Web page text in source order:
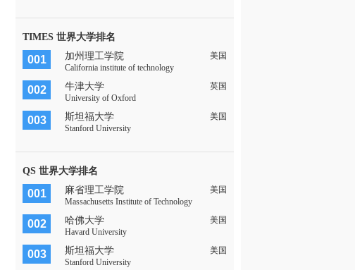
TIMES 世界大学排名
001 加州理工学院
美国
California institute of technology
002 牛津大学
英国
University of Oxford
003 斯坦福大学
美国
Stanford University
QS 世界大学排名
001 麻省理工学院
美国
Massachusetts Institute of Technology
002 哈佛大学
美国
Havard University
003 斯坦福大学
美国
Stanford University